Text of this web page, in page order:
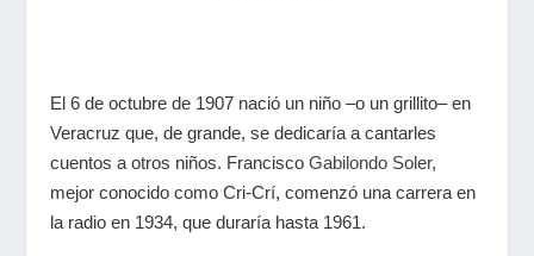
El 6 de octubre de 1907 nació un niño –o un grillito– en
Veracruz que, de grande, se dedicaría a cantarles
cuentos a otros niños. FranciscoGabilondo Soler,
mejor conocido como Cri-Crí, comenzó una carrera en
la radio en 1934, que duraría hasta 1961.